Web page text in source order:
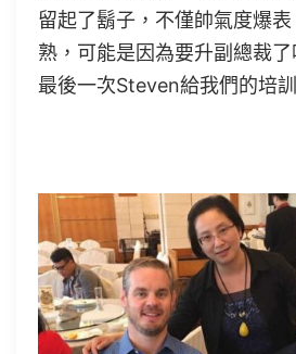
留起了鬍子，不僅帥氣度爆
熟，可能是因為要升副總裁
最後一次Steven給我們的培訓